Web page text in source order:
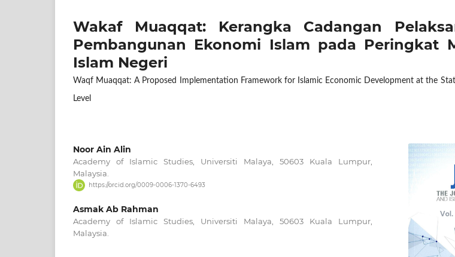
Wakaf Muaqqat: Kerangka Cadangan
Pembangunan Ekonomi Islam pada Peringkat
Islam Negeri
Waqf Muaqqat: A Proposed Implementation Framework for Islamic Economic Development at the
Level
Noor Ain Alin
Academy of Islamic Studies, Universiti Malaya, 50603 Kuala Lumpur,
Malaysia.
https://orcid.org/0009-0006-1370-6493
Asmak Ab Rahman
Academy of Islamic Studies, Universiti Malaya, 50603 Kuala Lumpur,
Malaysia.